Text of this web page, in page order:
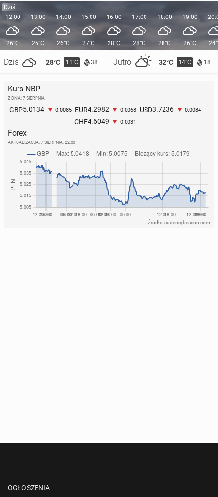
Dziś
12:00
26°C
Dziś 28°C 11°C 38 Jutro 32°C 14°C 18
13:00
26°C
14:00
26°C
15:00
27°C
16:00
28°C
17:00
28°C
18:00
28°C
19:00
26°C
Kurs NBP
Z DNIA: 7 SIERPNIA
GBP5.0134 -0.0085 EUR4.2982 -0.0068 USD3.7236 -0.0084
CHF4.6049 -0.0031
Forex
AKTUALIZACJA: 7 SIERPNIA, 22:00
Źródło: currencybeacon.com
OGŁOSZENIA